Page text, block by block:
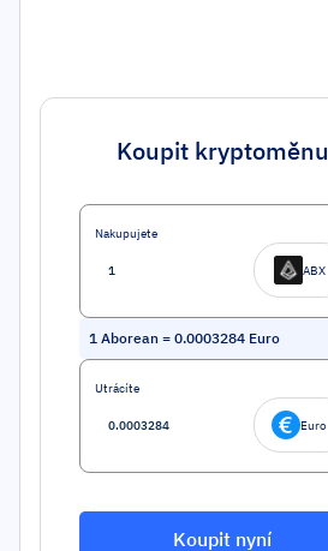
Koupit kryptoměnu
Nakupujete
ABX
1 Aborean = 0.0003284 Euro
Utrácíte
Euro
Koupit nyní